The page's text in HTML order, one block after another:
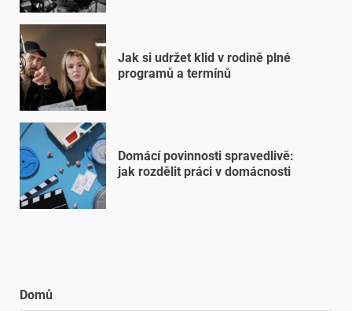
Jak si udržet klid v rodině plné
programů a termínů
Domácí povinnosti spravedlivě:
jak rozdělit práci v domácnosti
Domů